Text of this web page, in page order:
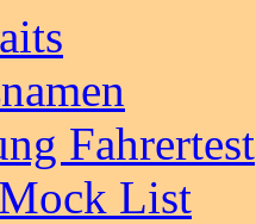
Fahrertest
List